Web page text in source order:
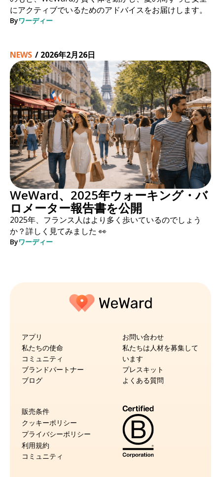
にアクティブでいるためのアドバイスをお届けします。
Byワーディー
NEWS / 2026年2月26日
WeWard、2025年ウォーキング・バ
ロメーター報告書を公開
2025年、フランス人はより多く歩いているのでしょう
か？詳しく見てみました 👀
Byワーディー
アプリ
私たちの使命
コミュニティ
ブランドパートナー
ブログ
お問い合わせ
私たちは人材を募集して
います
プレスキット
よくある質問
販売条件
クッキーポリシー
プライバシーポリシー
利用規約
コミュニティ